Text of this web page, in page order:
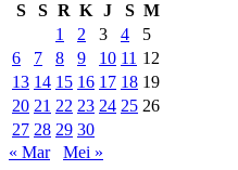
S
S R K J S M
1
2 3 4
5
6
7 8 9 10 11 12
13 14 15 16 17 18 19
20 21 22 23 24 25 26
27 28 29 30
« Mar
Mei »